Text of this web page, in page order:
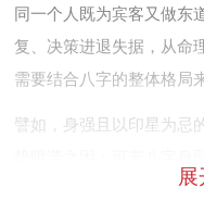
同一个人既为宾客又做东
复、决策进退失据，从命
需要结合八字的整体格局
譬如，身强且以印星为忌
意想不到的支持，这种复